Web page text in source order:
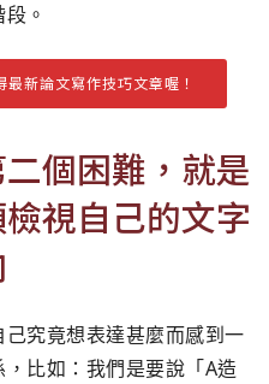
。
新論文寫作技巧文章喔！
個困難，就是
視自己的文字
究竟想表達甚麼而感到一
比如：我們是要說「A造